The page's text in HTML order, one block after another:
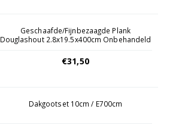
Geschaafde/Fijnbezaagde Plank
Douglashout 2.8x19.5x400cm Onbehandeld
€31,50
Dakgootset 10cm / E700cm